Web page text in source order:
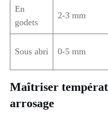
En
godets
2-3 mm
Sous abri 0-5 mm
Maîtriser
arrosage